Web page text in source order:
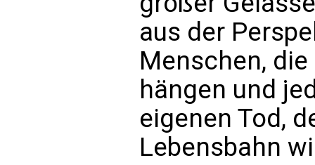
aus der
Menschen,
hängen und
eigenen Tod,
Lebensbahn